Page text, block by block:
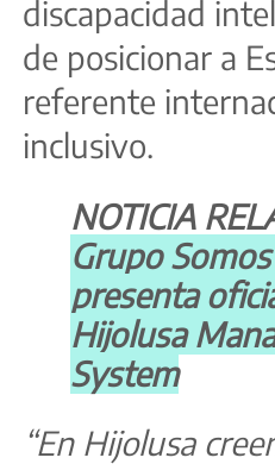
discapacidad
de posicionar a
referente
inclusivo.
NOTICIA
Grupo
presenta
Hijolusa
System
“En Hijolusa